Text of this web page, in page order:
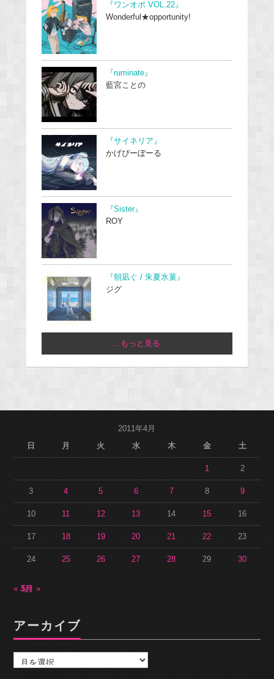
『ワンオポ VOL.22』
Wonderful★opportunity!
『ruminate』
藍宮ことの
『サイネリア』
かげぴーぼーる
『Sister』
ROY
『朝凪ぐ / 朱夏氷菓』
ジグ
...もっと見る
2011年4月
日
月 火 水 木 金 土
1 2
3 4 5 6 7 8 9
10 11 12 13 14 15 16
17 18 19 20 21 22 23
24 25 26 27 28 29 30
« 3月5月 »
アーカイブ
カ